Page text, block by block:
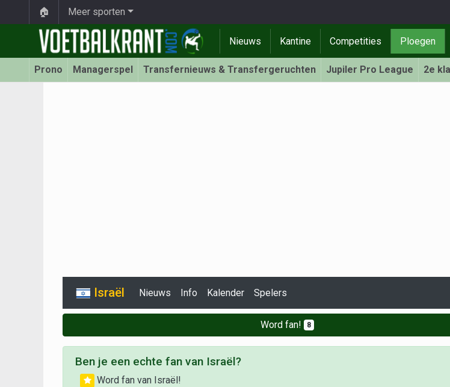
🏠 Meer sporten
Nieuws Kantine Competities Ploegen
Prono Managerspel Transfernieuws & Transfergeruchten Jupiler Pro League 2e
Israël Nieuws Info Kalender Spelers
Word fan! 8
Ben je een echte fan van Israël?
Word fan van Israël!